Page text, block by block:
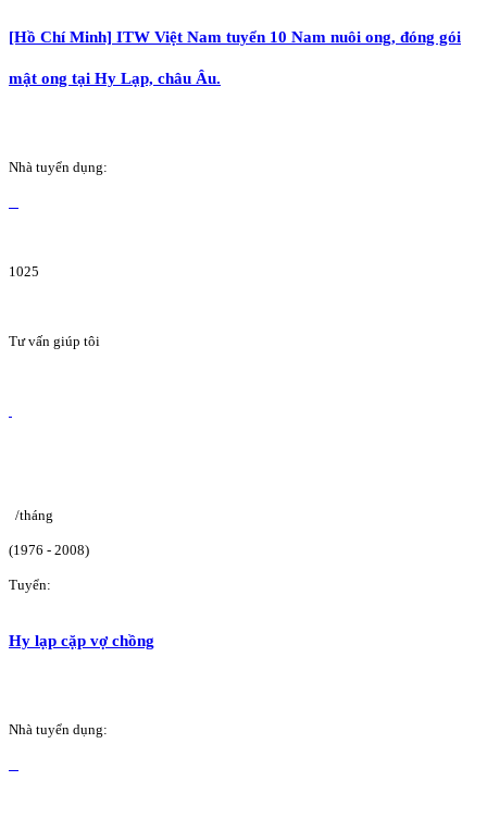
[Hồ Chí Minh] ITW Việt Nam tuyển 10 Nam nuôi ong, đóng gói
mật ong tại Hy Lạp, châu Âu.
Nhà tuyển dụng:
1025
Tư vấn giúp tôi
/tháng
(1976 - 2008)
Tuyển:
Hy lạp cặp vợ chồng
Nhà tuyển dụng: